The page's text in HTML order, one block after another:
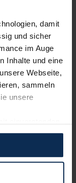
damit
und sicher
im Auge
Inhalte und eine
Webseite,
sammeln
unsere
zu
dem nicht
auf die
Funke diesmal
Funke diesmal
Funke diesmal
Funke diesmal
Funke diesmal
Funke diesmal
Funke diesmal
Funke diesmal